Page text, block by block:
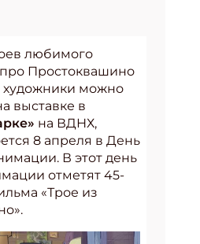
любимого
Простоквашино
можно
выставке в
на ВДНХ,
8 апреля в День
В этот день
отметят 45-
«Трое из